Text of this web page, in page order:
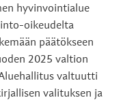
hyvinvointialue
oikeudelta
päätökseen
2025 valtion
valtuutti
valituksen ja